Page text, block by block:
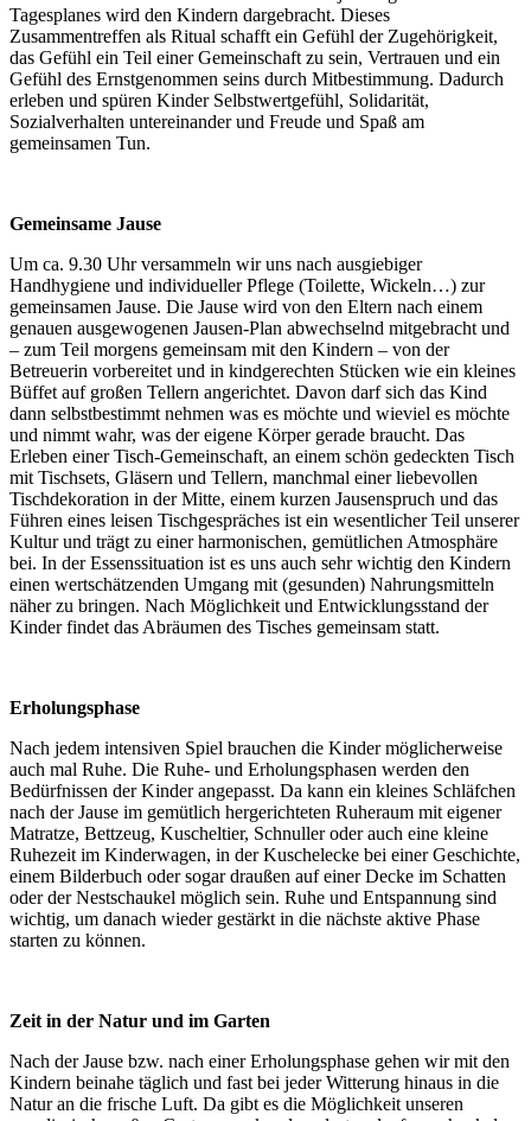
Tagesplanes wird den Kindern dargebracht. Dieses
Zusammentreffen als Ritual schafft ein Gefühl der Zugehörigkeit,
das Gefühl ein Teil einer Gemeinschaft zu sein, Vertrauen und ein
Gefühl des Ernstgenommen seins durch Mitbestimmung. Dadurch
erleben und spüren Kinder Selbstwertgefühl, Solidarität,
Sozialverhalten untereinander und Freude und Spaß am
gemeinsamen Tun.
Gemeinsame Jause
Um ca. 9.30 Uhr versammeln wir uns nach ausgiebiger
Handhygiene und individueller Pflege (Toilette, Wickeln…) zur
gemeinsamen Jause. Die Jause wird von den Eltern nach einem
genauen ausgewogenen Jausen-Plan abwechselnd mitgebracht und
– zum Teil morgens gemeinsam mit den Kindern – von der
Betreuerin vorbereitet und in kindgerechten Stücken wie ein kleines
Büffet auf großen Tellern angerichtet. Davon darf sich das Kind
dann selbstbestimmt nehmen was es möchte und wieviel es möchte
und nimmt wahr, was der eigene Körper gerade braucht. Das
Erleben einer Tisch-Gemeinschaft, an einem schön gedeckten Tisch
mit Tischsets, Gläsern und Tellern, manchmal einer liebevollen
Tischdekoration in der Mitte, einem kurzen Jausenspruch und das
Führen eines leisen Tischgespräches ist ein wesentlicher Teil unserer
Kultur und trägt zu einer harmonischen, gemütlichen Atmosphäre
bei. In der Essenssituation ist es uns auch sehr wichtig den Kindern
einen wertschätzenden Umgang mit (gesunden) Nahrungsmitteln
näher zu bringen. Nach Möglichkeit und Entwicklungsstand der
Kinder findet das Abräumen des Tisches gemeinsam statt.
Erholungsphase
Nach jedem intensiven Spiel brauchen die Kinder möglicherweise
auch mal Ruhe. Die Ruhe- und Erholungsphasen werden den
Bedürfnissen der Kinder angepasst. Da kann ein kleines Schläfchen
nach der Jause im gemütlich hergerichteten Ruheraum mit eigener
Matratze, Bettzeug, Kuscheltier, Schnuller oder auch eine kleine
Ruhezeit im Kinderwagen, in der Kuschelecke bei einer Geschichte,
einem Bilderbuch oder sogar draußen auf einer Decke im Schatten
oder der Nestschaukel möglich sein. Ruhe und Entspannung sind
wichtig, um danach wieder gestärkt in die nächste aktive Phase
starten zu können.
Zeit in der Natur und im Garten
Nach der Jause bzw. nach einer Erholungsphase gehen wir mit den
Kindern beinahe täglich und fast bei jeder Witterung hinaus in die
Natur an die frische Luft. Da gibt es die Möglichkeit unseren